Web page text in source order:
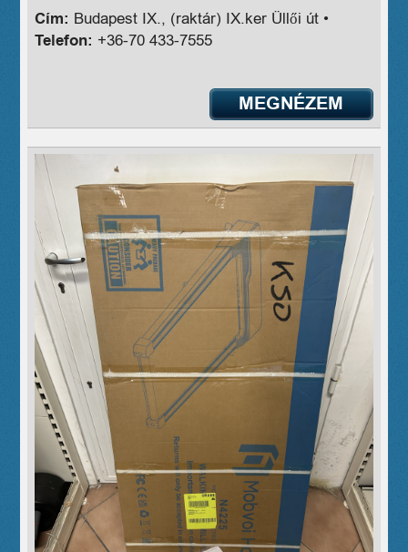
Cím: Budapest IX., (raktár) IX.ker Üllői út •
Telefon: +36-70 433-7555
MEGNÉZEM